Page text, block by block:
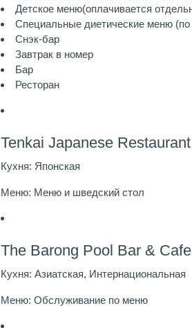
Детское меню(оплачивается
Специальные диетические меню (по
Снэк-бар
Завтрак в номер
Бар
Ресторан
Tenkai Japanese Restaurant
Кухня: Японская
Меню: Меню и шведский стол
The Barong Pool Bar & Cafe
Кухня: Азиатская, Интернациональная
Меню: Обслуживание по меню